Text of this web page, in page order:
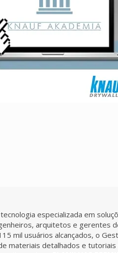
especializada em
arquitetos e gerentes
mil usuários alcançados, o
materiais detalhados e